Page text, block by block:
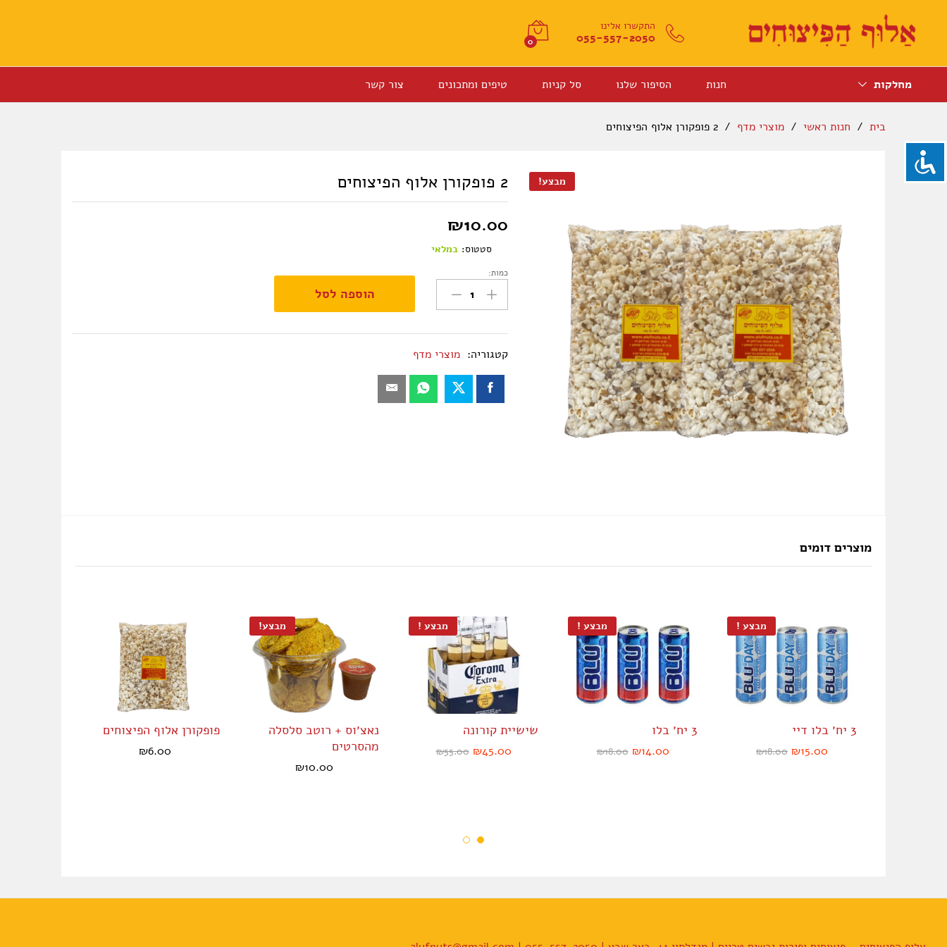
התקשרו אלינו
055-557-2050
0
מחלקות חנות הסיפור שלנו סל קניות טיפים ומתכונים צור קשר
בית / חנות ראשי / מוצרי מדף / 2 פופקורן אלוף הפיצוחים
מבצע!
2 פופקורן אלוף הפיצוחים
₪10.00
סטטוס: במלאי
2
פופקורן
הפיצוחים
כמות
כמות:
הוספה לסל
קטגוריה: מוצרי מדף
מוצרים דומים
מבצע !
3 יח׳ בלו דיי
₪15.00
₪18.00
מבצע !
3 יח׳ בלו
₪14.00
₪18.00
מבצע !
שישיית קורונה
₪45.00
₪55.00
מבצע!
נאצ׳וס + רוטב סלסלה
מהסרטים
₪10.00
פופקורן אלוף הפיצוחים
₪6.00